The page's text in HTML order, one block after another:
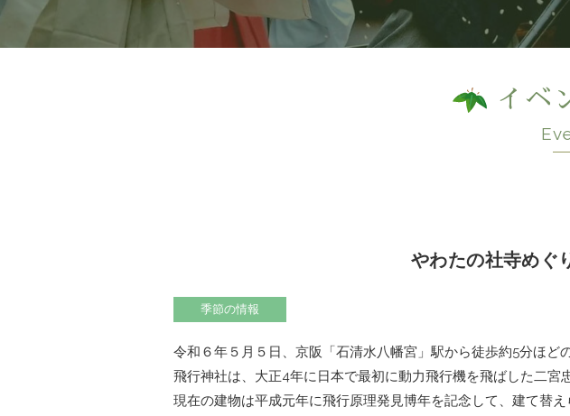
イベ
やわたの社寺めぐ
季節の情報
令和６年５月５日、京阪「石清水八幡宮」駅から徒歩約5分ほど
飛行神社は、大正4年に日本で最初に動力飛行機を飛ばした二宮
現在の建物は平成元年に飛行原理発見博年を記念して、建て替え